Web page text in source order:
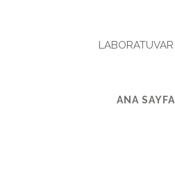
LABORATUVAR
ANA SAYFA